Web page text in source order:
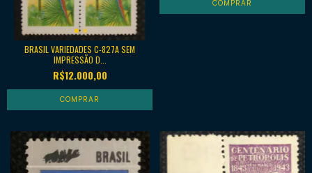
BRASIL VARIEDADES C-827A SEM
IMPRESSÃO D...
R$12.000,00